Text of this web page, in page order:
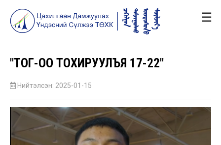
☰
"ТОГ-ОО ТОХИРУУЛЪЯ 17-22"
Нийтэлсэн: 2025-01-15